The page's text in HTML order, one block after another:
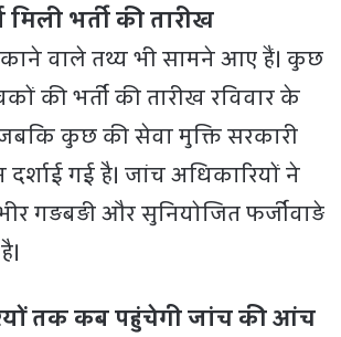
मिली भर्ती की तारीख
वाले तथ्य भी सामने आए हैं। कुछ
की भर्ती की तारीख रविवार के
जबकि कुछ की सेवा मुक्ति सरकारी
गई है। जांच अधिकारियों ने
गड़बड़ी और सुनियोजित फर्जीवाड़े
तक कब पहुंचेगी जांच की आंच